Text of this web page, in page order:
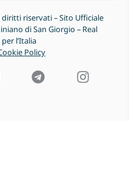
riservati – Sito Ufficiale
di San Giorgio – Real
l’Italia
Policy